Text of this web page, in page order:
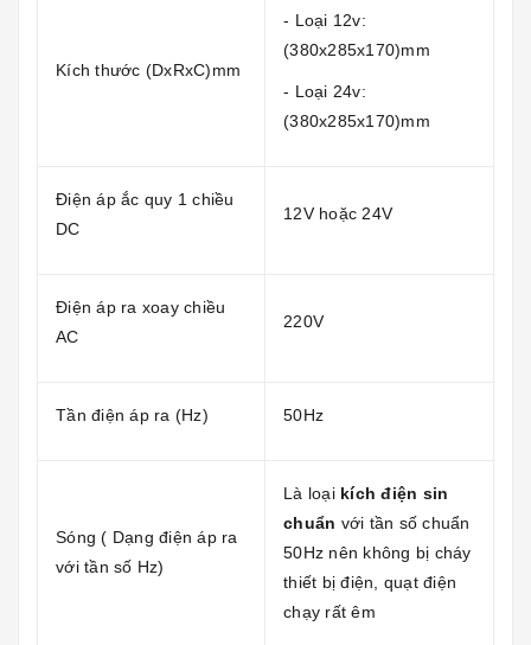
Kích thước (DxRxC)mm
- Loại 12v:
(380x285x170)mm
- Loại 24v:
(380x285x170)mm
Điện áp ắc quy 1 chiều
DC
12V hoặc 24V
Điện áp ra xoay chiều
AC
220V
Tần điện áp ra (Hz) 50Hz
Sóng ( Dạng điện áp ra
với tần số Hz)
Là loại kích điện sin
chuẩn với tần số chuẩn
50Hz nên không bị cháy
thiết bị điện, quạt điện
chạy rất êm